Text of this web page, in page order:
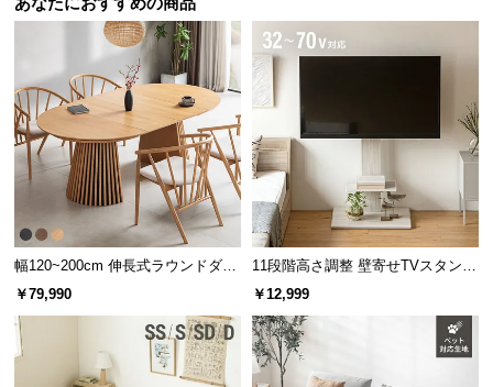
あなたにおすすめの商品
幅120~200cm 伸長式ラウンドダイ
ニングテーブル 6人掛け 天然木突
板 美しい格子デザイン
￥79,990
11段階高さ調整 壁寄せTVスタンド
キャスター付き 上下左右角度調節
￥12,999